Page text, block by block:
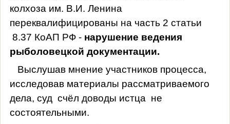
колхоза им. В.И. Ленина
переквалифицированы на часть 2 статьи
8.37 КоАП РФ - нарушение ведения
рыболовецкой документации.
Выслушав мнение участников процесса,
исследовав материалы рассматриваемого
дела, суд счёл доводы истца не
состоятельными.